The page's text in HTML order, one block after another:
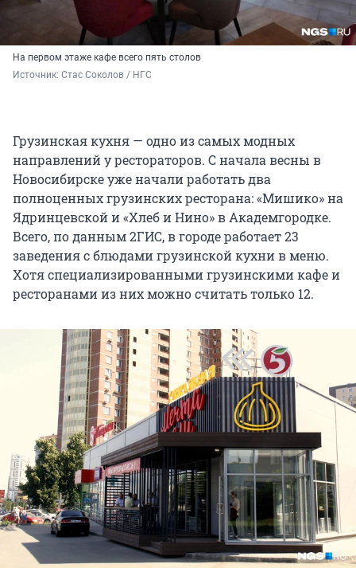
На первом этаже кафе всего пять столов
Источник: Стас Соколов / НГС
Грузинская кухня — одно из самых модных
направлений у рестораторов. С начала весны в
Новосибирске уже начали работать два
полноценных грузинских ресторана: «Мишико» на
Ядринцевской и «Хлеб и Нино» в Академгородке.
Всего, по данным 2ГИС, в городе работает 23
заведения с блюдами грузинской кухни в меню.
Хотя специализированными грузинскими кафе и
ресторанами из них можно считать только 12.